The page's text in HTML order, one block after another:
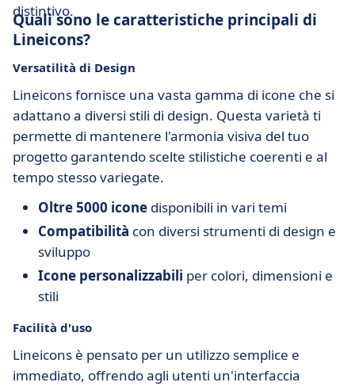
distintivo.
Quali sono le caratteristiche principali di
Lineicons?
Versatilità di Design
Lineicons fornisce una vasta gamma di icone che si
adattano a diversi stili di design. Questa varietà ti
permette di mantenere l'armonia visiva del tuo
progetto garantendo scelte stilistiche coerenti e al
tempo stesso variegate.
Oltre 5000 icone disponibili in vari temi
Compatibilità con diversi strumenti di design e
sviluppo
Icone personalizzabili per colori, dimensioni e
stili
Facilità d'uso
Lineicons è pensato per un utilizzo semplice e
immediato, offrendo agli utenti un'interfaccia